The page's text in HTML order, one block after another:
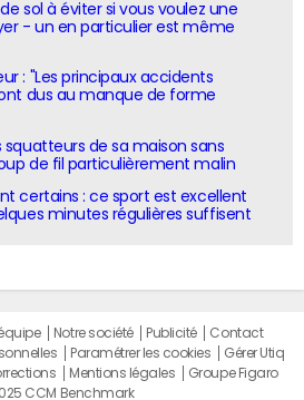
sol à éviter si vous voulez une
- un en particulier est même
: "Les principaux accidents
dus au manque de forme
squatteurs de sa maison sans
de fil particulièrement malin
certains : ce sport est excellent
minutes régulières suffisent
Notre société Publicité
Contact
Paramétrer les cookies
Gérer Utiq
Mentions légales
Groupe Figaro
CCM Benchmark